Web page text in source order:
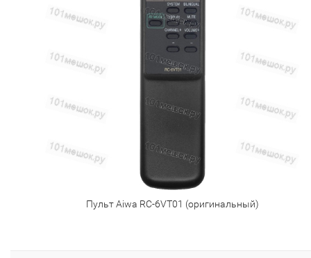
Пульт Aiwa RC-6VT01 (оригинальный)